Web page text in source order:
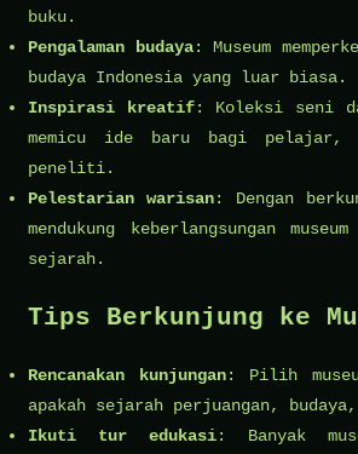
buku.
Pengalaman budaya: Museum
budaya Indonesia yang luar biasa.
Inspirasi kreatif: Koleksi seni
memicu ide baru bagi pelajar,
peneliti.
Pelestarian warisan: Dengan
mendukung keberlangsungan
sejarah.
Tips Berkunjung ke
Rencanakan kunjungan: Pilih
apakah sejarah perjuangan,
Ikuti tur edukasi: Banyak